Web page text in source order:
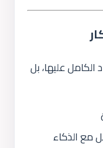
الكامل عليها، بل
مع الذكاء